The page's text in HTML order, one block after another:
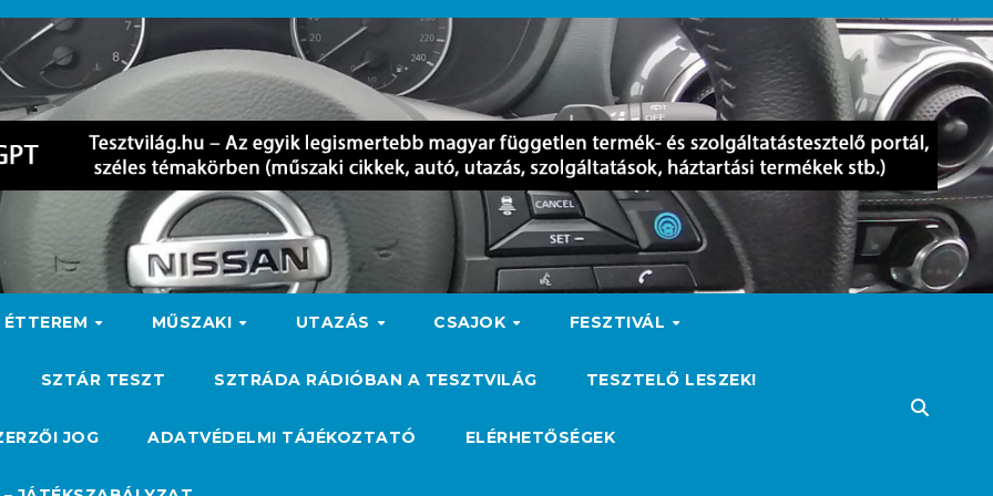
ÉTTEREM MŰSZAKI UTAZÁS CSAJOK FESZTIVÁL
SZTÁR TESZT SZTRÁDA RÁDIÓBAN A TESZTVILÁG TESZTELŐ LESZEK!
JOG ADATVÉDELMI TÁJÉKOZTATÓ ELÉRHETŐSÉGEK